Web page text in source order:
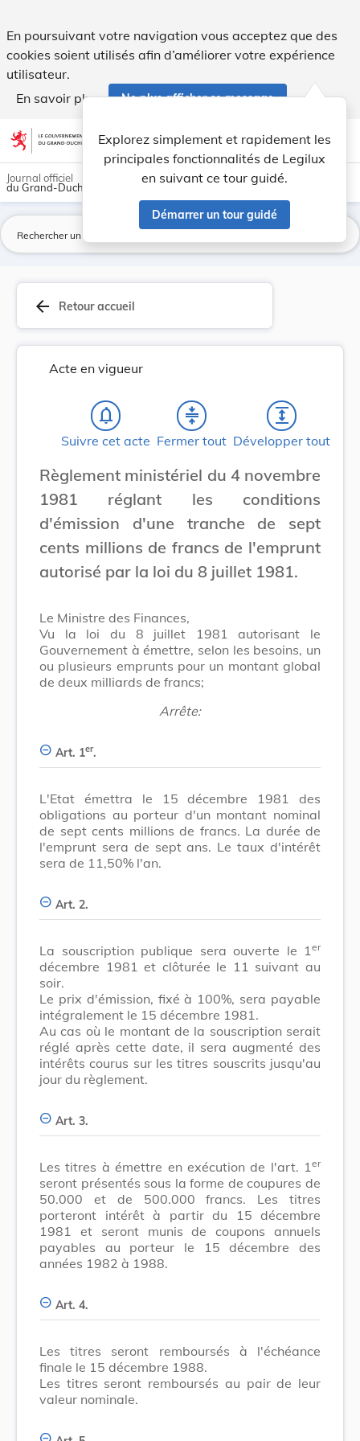
En poursuivant votre navigation vous acceptez que des
cookies soient utilisés afin d’améliorer votre expérience
utilisateur.
En savoir plus
Ne plus afficher ce message
Aller au contenu account_circle help Aide
Explorez simplement et rapidement les
principales fonctionnalités de Legilux
en suivant ce tour guidé.
Démarrer un tour guidé
light_mode dark_mode
Journal officiel
du Grand-Duché de Luxembourg
arrow_back Retour accueil
Acte en vigueur
notifications_none
Suivre cet acte
compress
Fermer tout
expand
Développer tout
Règlement ministériel du 4 novembre
1981 réglant les conditions
d'émission d'une tranche de sept
cents millions de francs de l'emprunt
autorisé par la loi du 8 juillet 1981.
Le Ministre des Finances,
Vu la loi du 8 juillet 1981 autorisant le
Gouvernement à émettre, selon les besoins, un
ou plusieurs emprunts pour un montant global
de deux milliards de francs;
Arrête:
Art. 1er.
L'Etat émettra le 15 décembre 1981 des
obligations au porteur d'un montant nominal
de sept cents millions de francs. La durée de
l'emprunt sera de sept ans. Le taux d'intérêt
sera de 11,50% l'an.
Art. 2.
La souscription publique sera ouverte le 1 er
décembre 1981 et clôturée le 11 suivant au
soir.
Le prix d'émission, fixé à 100%, sera payable
intégralement le 15 décembre 1981.
Au cas où le montant de la souscription serait
réglé après cette date, il sera augmenté des
intérêts courus sur les titres souscrits jusqu'au
jour du règlement.
Art. 3.
Les titres à émettre en exécution de l'art. 1 er
seront présentés sous la forme de coupures de
50.000 et de 500.000 francs. Les titres
porteront intérêt à partir du 15 décembre
1981 et seront munis de coupons annuels
payables au porteur le 15 décembre des
années 1982 à 1988.
Art. 4.
Les titres seront remboursés à l'échéance
finale le 15 décembre 1988.
Les titres seront remboursés au pair de leur
valeur nominale.